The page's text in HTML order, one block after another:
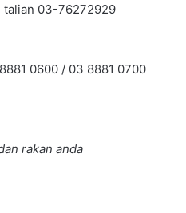
talian 03-76272929
0600 / 03 8881 0700
rakan anda